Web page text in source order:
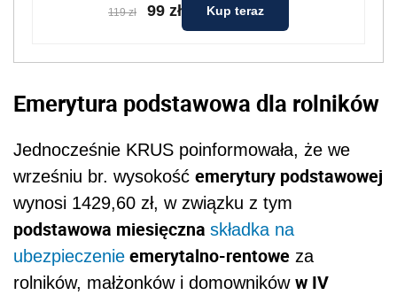
119 zł 99 zł Kup teraz
Emerytura podstawowa dla rolników
Jednocześnie KRUS poinformowała, że we
wrześniu br. wysokość emerytury podstawowej
wynosi 1429,60 zł, w związku z tym
podstawowa miesięczna składka na
ubezpieczenie emerytalno-rentowe za
rolników, małżonków i domowników w IV